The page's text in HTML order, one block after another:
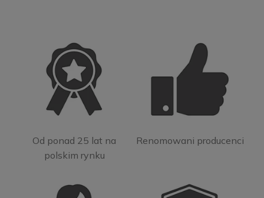
Od ponad 25 lat na
polskim rynku
Renomowani producenci